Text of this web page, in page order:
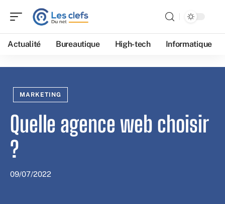
Actualité Bureautique High-tech Informatique
MARKETING
Quelle agence web choisir
?
09/07/2022